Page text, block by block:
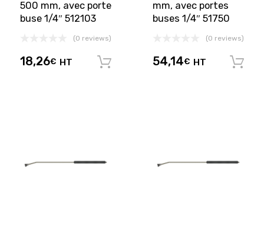
500 mm, avec porte
buse 1/4″ 512103
(0 reviews)
18,26€ HT Ajouter au panier
mm, avec portes
buses 1/4″ 51750
(0 reviews)
54,14€ HT